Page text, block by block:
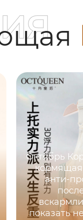
Октябрь
анти-
показать